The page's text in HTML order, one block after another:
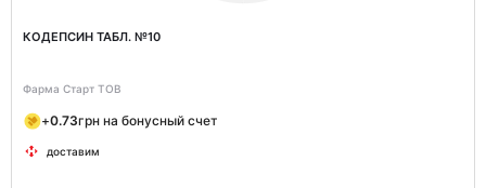
КОДЕПСИН ТАБЛ. №10
Фарма Старт ТОВ
+0.73грн на бонусный счет
доставим